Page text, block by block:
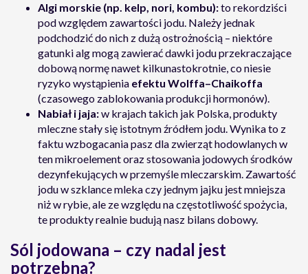
Algi morskie (np. kelp, nori, kombu):to rekordziści
pod względem zawartości jodu. Należy jednak
podchodzić do nich z dużą ostrożnością – niektóre
gatunki alg mogą zawierać dawki jodu przekraczające
dobową normę nawet kilkunastokrotnie, co niesie
ryzyko wystąpienia efektu Wolffa–Chaikoffa
(czasowego zablokowania produkcji hormonów).
Nabiał i jaja:w krajach takich jak Polska, produkty
mleczne stały się istotnym źródłem jodu. Wynika to z
faktu wzbogacania pasz dla zwierząt hodowlanych w
ten mikroelement oraz stosowania jodowych środków
dezynfekujących w przemyśle mleczarskim. Zawartość
jodu w szklance mleka czy jednym jajku jest mniejsza
niż w rybie, ale ze względu na częstotliwość spożycia,
te produkty realnie budują nasz bilans dobowy.
Sól jodowana – czy nadal jest
potrzebna?